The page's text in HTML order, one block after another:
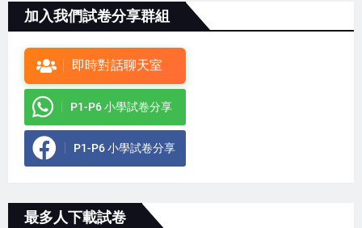
加入我們試卷分享群組
即時對話聊天室
P1-P6 小學試卷分享
P1-P6 小學試卷分享
最多人下載試卷